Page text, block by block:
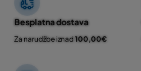
Besplatna dostava
Za narudžbe iznad 100,00€